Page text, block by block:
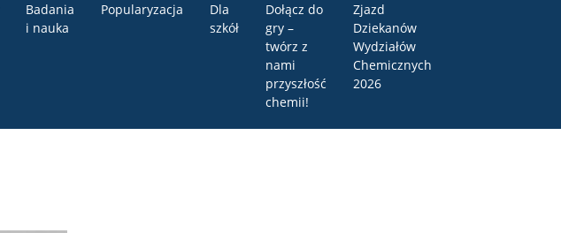
Badania
i nauka
Popularyzacja
Dla
szkół
Dołącz do
gry –
twórz z
nami
przyszłość
chemii!
Zjazd
Dziekanów
Wydziałów
Chemicznych
2026